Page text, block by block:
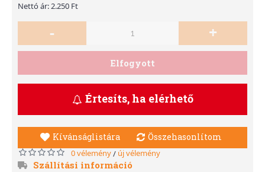
Nettó ár: 2.250 Ft
- +
Elfogyott
Értesíts, ha elérhető
Kívánságlistára Összehasonlítom
0 vélemény/ új vélemény
Szállítási információ